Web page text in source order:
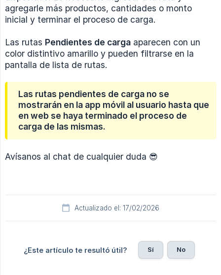
agregarle más productos, cantidades o monto
inicial y terminar el proceso de carga.
Las rutas Pendientes de carga aparecen con un
color distintivo amarillo y pueden filtrarse en la
pantalla de lista de rutas.
Las rutas pendientes de carga no se
mostrarán en la app móvil al usuario hasta que
en web se haya terminado el proceso de
carga de las mismas.
Avísanos al chat de cualquier duda 😎
Actualizado el: 17/02/2026
¿Este artículo te resultó útil? Sí No